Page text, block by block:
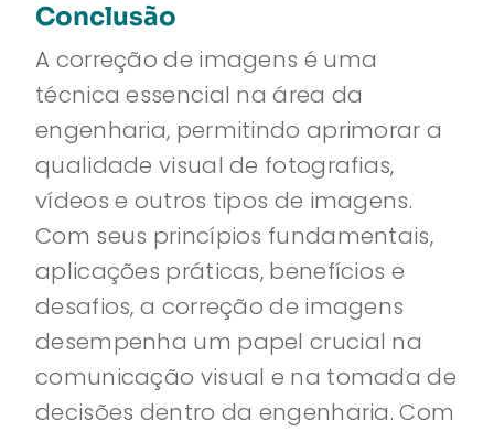
Conclusão
A correção de imagens é uma
técnica essencial na área da
engenharia, permitindo aprimorar a
qualidade visual de fotografias,
vídeos e outros tipos de imagens.
Com seus princípios fundamentais,
aplicações práticas, benefícios e
desafios, a correção de imagens
desempenha um papel crucial na
comunicação visual e na tomada de
decisões dentro da engenharia. Com